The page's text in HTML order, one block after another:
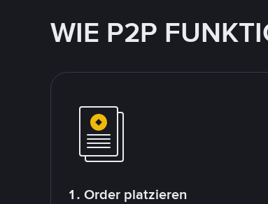
WIE P2P
1. Order platzieren